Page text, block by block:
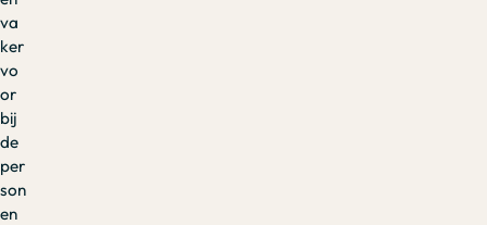
va
ker
vo
or
bij
de
per
son
en